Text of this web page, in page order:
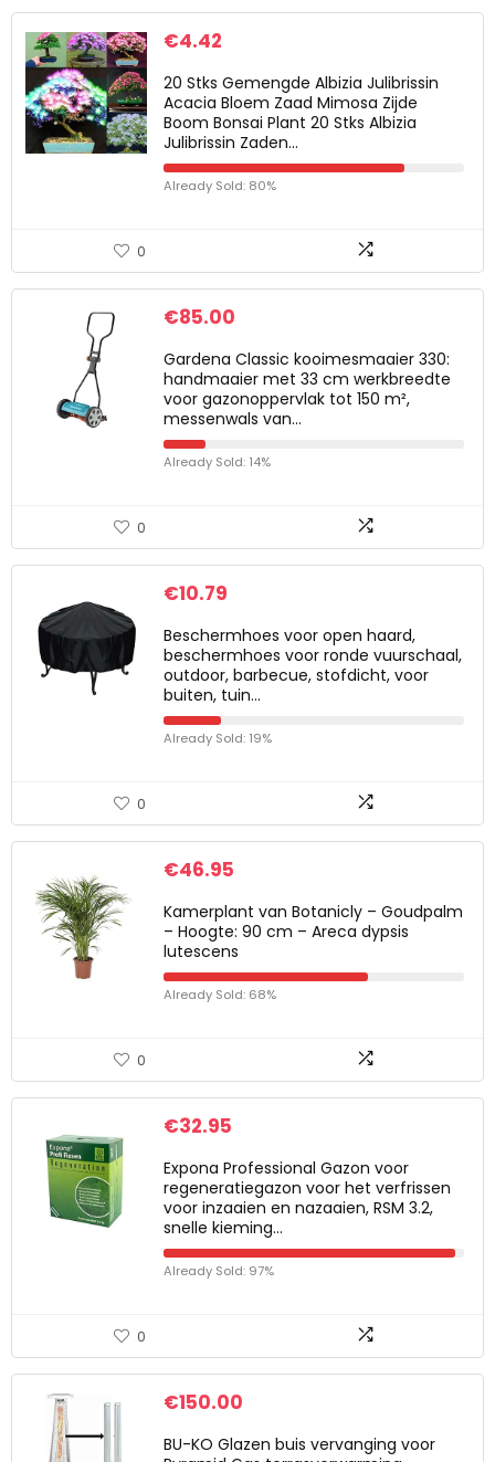
€4.42
20 Stks Gemengde Albizia Julibrissin
Acacia Bloem Zaad Mimosa Zijde
Boom Bonsai Plant 20 Stks Albizia
Julibrissin Zaden…
Already Sold: 80%
0
€85.00
Gardena Classic kooimesmaaier 330:
handmaaier met 33 cm werkbreedte
voor gazonoppervlak tot 150 m²,
messenwals van…
Already Sold: 14%
0
€10.79
Beschermhoes voor open haard,
beschermhoes voor ronde vuurschaal,
outdoor, barbecue, stofdicht, voor
buiten, tuin…
Already Sold: 19%
0
€46.95
Kamerplant van Botanicly – Goudpalm
– Hoogte: 90 cm – Areca dypsis
lutescens
Already Sold: 68%
0
€32.95
Expona Professional Gazon voor
regeneratiegazon voor het verfrissen
voor inzaaien en nazaaien, RSM 3.2,
snelle kieming…
Already Sold: 97%
0
€150.00
BU-KO Glazen buis vervanging voor